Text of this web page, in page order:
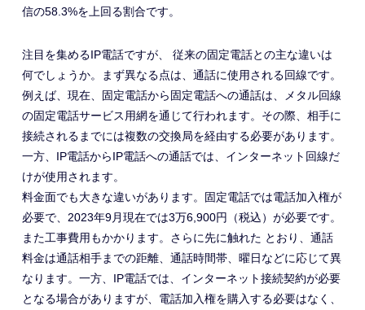
信の58.3%を上回る割合です。
注目を集めるIP電話ですが、 従来の固定電話との主な違いは
何でしょうか。まず異なる点は、通話に使用される回線です。
例えば、現在、固定電話から固定電話への通話は、メタル回線
の固定電話サービス用網を通じて行われます。その際、相手に
接続されるまでには複数の交換局を経由する必要があります。
一方、IP電話からIP電話への通話では、インターネット回線だ
けが使用されます。
料金面でも大きな違いがあります。固定電話では電話加入権が
必要で、2023年9月現在では3万6,900円（税込）が必要です。
また工事費用もかかります。さらに先に触れた とおり、通話
料金は通話相手までの距離、通話時間帯、曜日などに応じて異
なります。一方、IP電話では、インターネット接続契約が必要
となる場合がありますが、電話加入権を購入する必要はなく、